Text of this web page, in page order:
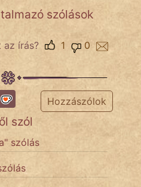
szólások
az írás? 0
1
Hozzászólok
szól
szólás